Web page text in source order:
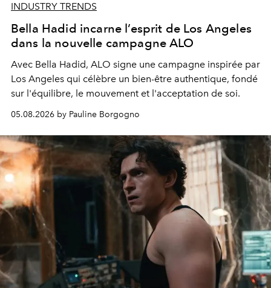
INDUSTRY TRENDS
Bella Hadid incarne l’esprit de Los Angeles
dans la nouvelle campagne ALO
Avec Bella Hadid, ALO signe une campagne inspirée par
Los Angeles qui célèbre un bien-être authentique, fondé
sur l'équilibre, le mouvement et l'acceptation de soi.
05.08.2026 by Pauline Borgogno